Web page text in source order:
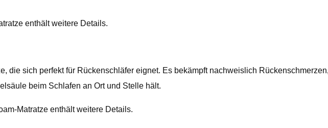
enthält weitere Details.
die sich perfekt für Rückenschläfer eignet. Es bekämpft nachweislich
beim Schlafen an Ort und Stelle hält.
Matratze enthält weitere Details.